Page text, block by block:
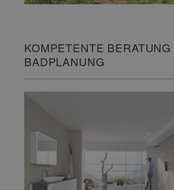
KOMPETENTE BERATUNG
BADPLANUNG